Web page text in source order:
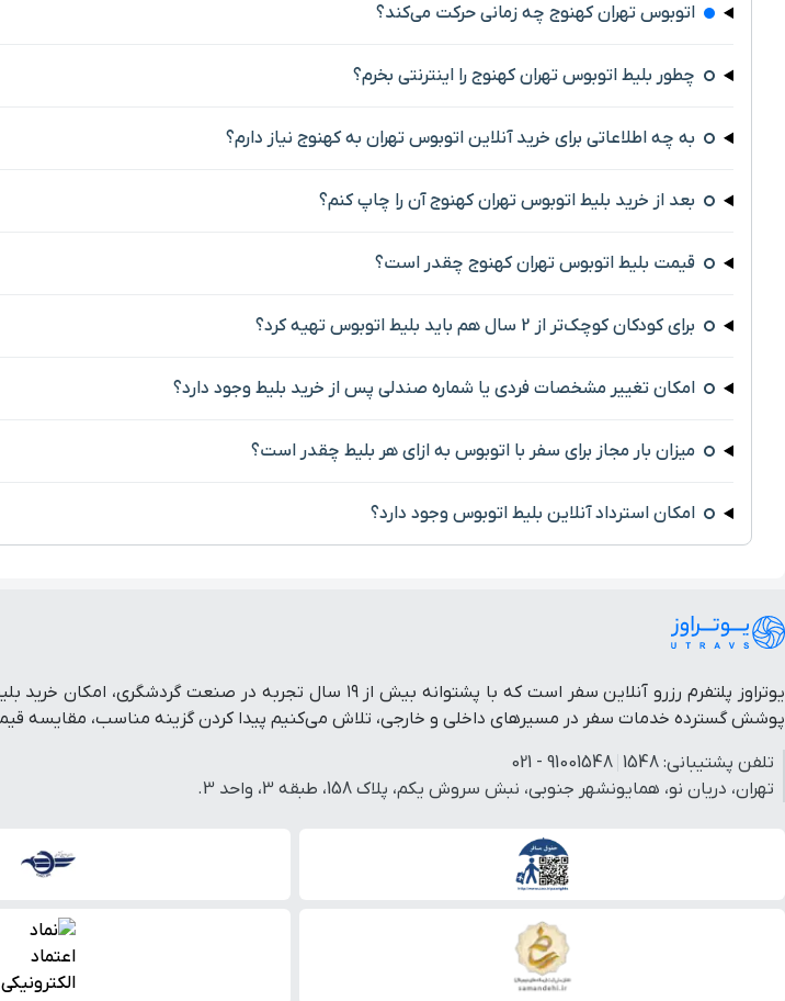
اتوبوس تهران کهنوج چه زمانی حرکت می‌کند؟
چطور بلیط اتوبوس تهران کهنوج را اینترنتی بخرم؟
به چه اطلاعاتی برای خرید آنلاین اتوبوس تهران به کهنوج نیاز دارم؟
بعد از خرید بلیط اتوبوس تهران کهنوج آن را چاپ کنم؟
قیمت بلیط اتوبوس تهران کهنوج چقدر است؟
برای کودکان کوچک‌تر از 2 سال هم باید بلیط اتوبوس تهیه کرد؟
امکان تغییر مشخصات فردی یا شماره صندلی پس از خرید بلیط وجود دارد؟
میزان بار مجاز برای سفر با اتوبوس به ازای هر بلیط چقدر است؟
امکان استرداد آنلاین بلیط اتوبوس وجود دارد؟
یوتراوز پلتفرم رزرو آنلاین سفر است که با پشتوانه بیش از ۱۹
پوشش گسترده خدمات سفر در مسیرهای داخلی و خارجی، تلاش می‌کنیم پیدا کردن گزینه مناسب، مقایسه
تلفن پشتیبانی: 1548
91001548 - 021
تهران، دریان نو، همایونشهر جنوبی، نبش سروش یکم، پلاک 158، طبقه 3، واحد 3.